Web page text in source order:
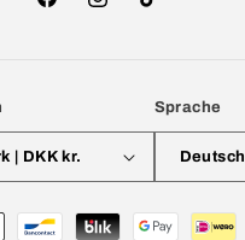
FacebookInstagramTikTok
Dänemark | DKK kr.
Sprache
Deutsch